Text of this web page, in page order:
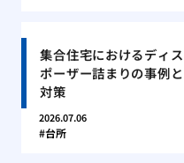
集合住宅におけるディス
ポーザー詰まりの事例と
対策
2026.07.06
台所